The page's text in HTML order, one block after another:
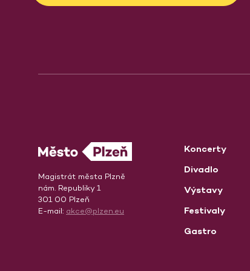
Magistrát města Plzně
nám. Republiky 1
301 00 Plzeň
E-mail: akce@plzen.eu
Koncerty
Divadlo
Výstavy
Festivaly
Gastro